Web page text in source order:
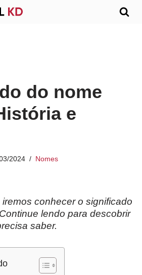
do nome
e
2024 Nomes
conhecer o significado
lendo para descobrir
saber.